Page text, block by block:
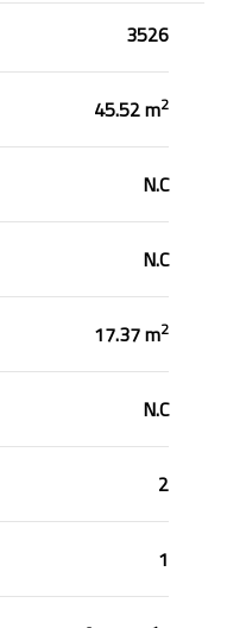
3526
45.52 m2
N.C
N.C
17.37 m2
N.C
2
1